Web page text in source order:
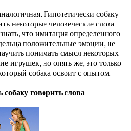
Гипотетически собаку
некоторые человеческие слова.
что имитация определенного
положительные эмоции, не
понимать смысл некоторых
игрушек, но опять же, это только
собака освоит с опытом.
собаку говорить слова